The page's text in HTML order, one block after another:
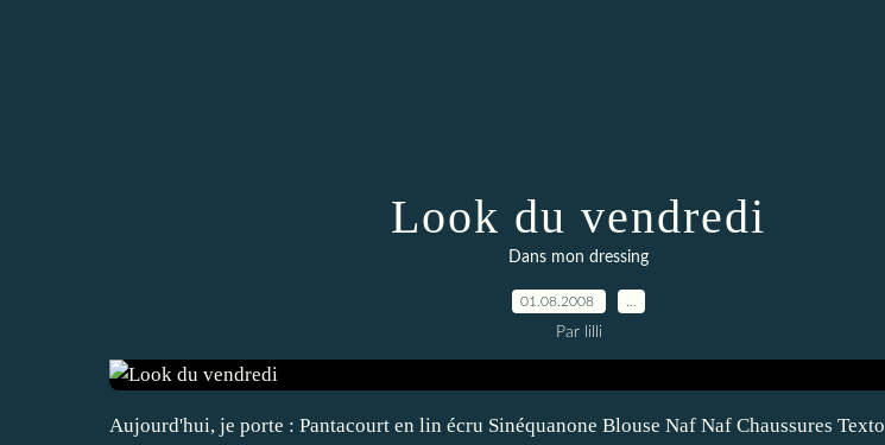
Look du vendredi
Dans mon dressing
01.08.2008
Par lilli
Aujourd'hui, je porte : Pantacourt en lin écru Sinéquanone Blouse Naf Naf Chaussures Texto